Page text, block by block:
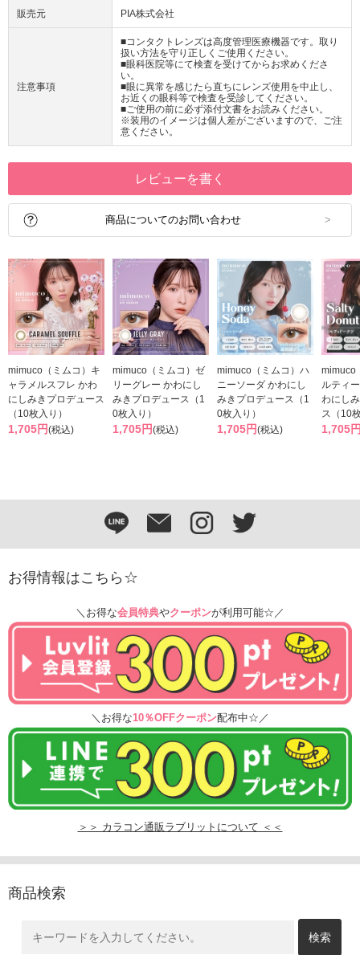
販売元 PIA株式会社
注意事項
■コンタクトレンズは高度管理医療機器です。取り
扱い方法を守り正しくご使用ください。
■眼科医院等にて検査を受けてからお求めくださ
い。
■眼に異常を感じたら直ちにレンズ使用を中止し、
お近くの眼科等で検査を受診してください。
■ご使用の前に必ず添付文書をお読みください。
※装用のイメージは個人差がございますので、ご注
意ください。
レビューを書く
商品についてのお問い合わせ
mimuco（ミムコ）キ
ャラメルスフレ かわ
にしみきプロデュース
（10枚入り）
1,705円(税込)
mimuco（ミムコ）ゼ
リーグレー かわにし
みきプロデュース（1
0枚入り）
1,705円(税込)
mimuco（ミムコ）ハ
ニーソーダ かわにし
みきプロデュース（1
0枚入り）
1,705円(税込)
mimuco
ルティ
わにし
ス（10
1,705
お得情報はこちら☆
＼お得な会員特典やクーポンが利用可能☆／
＼お得な10％OFFクーポン配布中☆／
＞＞ カラコン通販ラブリットについて ＜＜
商品検索